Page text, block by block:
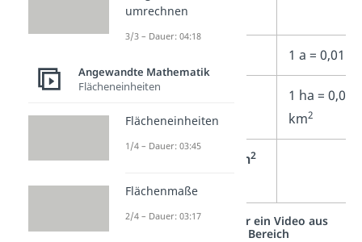
dm2
1 a = 0,01
1 ha = 100 a
1 ha = 0,01
km2
1 km2
Studyflix vernetzt: Hier ein Video aus
einem anderen Bereich
umrechnen
3/3 – Dauer: 04:18
Angewandte Mathematik
Flächeneinheiten
Flächeneinheiten
1/4 – Dauer: 03:45
Flächenmaße
2/4 – Dauer: 03:17